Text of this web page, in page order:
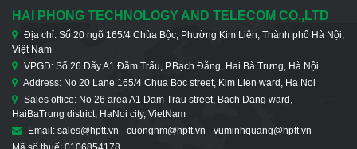
HAI PHONG TECHNOLOGY AND TELECOM CO.,LTD
Địa chỉ: Số 20 ngõ 165/4 Chùa Bộc, Phường Kim Liên, Thành phố Hà Nội,
Việt Nam
VPGD: Số 26 Dãy A1 Đầm Trấu, P.Bạch Đằng, Hai Bà Trưng, Hà Nội
Address: No 20 Lane 165/4 Chua Boc street, Kim Lien ward, Ha Noi
Sales office: No 26 area A1 Dam Trau street, Bach Dang ward,
HaiBaTrung district, HaNoi city, VietNam
Email: sales@hptt.vn - cuongnm@hptt.vn - vuminhquang@hptt.vn